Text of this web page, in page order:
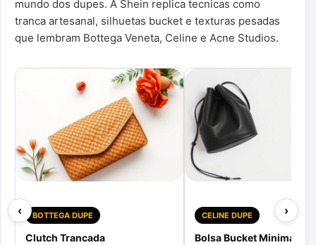
mundo dos dupes. A Shein replica tecnicas como
tranca artesanal, silhuetas bucket e texturas pesadas
que lembram Bottega Veneta, Celine e Acne Studios.
‹ BOTTEGA DUPE
Clutch Trancada
CELINE DUPE
Bolsa Bucket Minimal
›